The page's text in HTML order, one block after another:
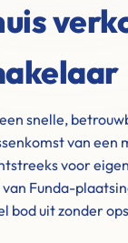
snelle,
van een
voor
Funda-
bod uit zonder